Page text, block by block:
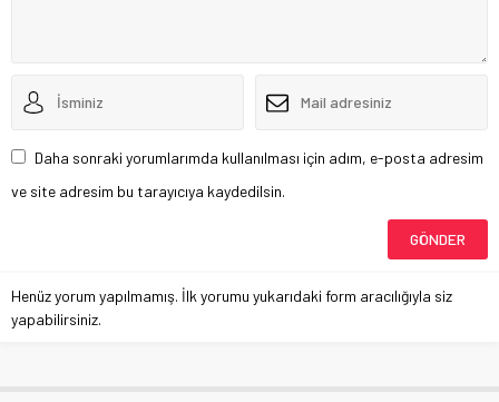
Daha sonraki yorumlarımda kullanılması için adım, e-posta adresim
ve site adresim bu tarayıcıya kaydedilsin.
Henüz yorum yapılmamış. İlk yorumu yukarıdaki form aracılığıyla siz
yapabilirsiniz.